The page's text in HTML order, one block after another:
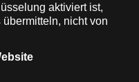
aktiviert ist,
nicht von